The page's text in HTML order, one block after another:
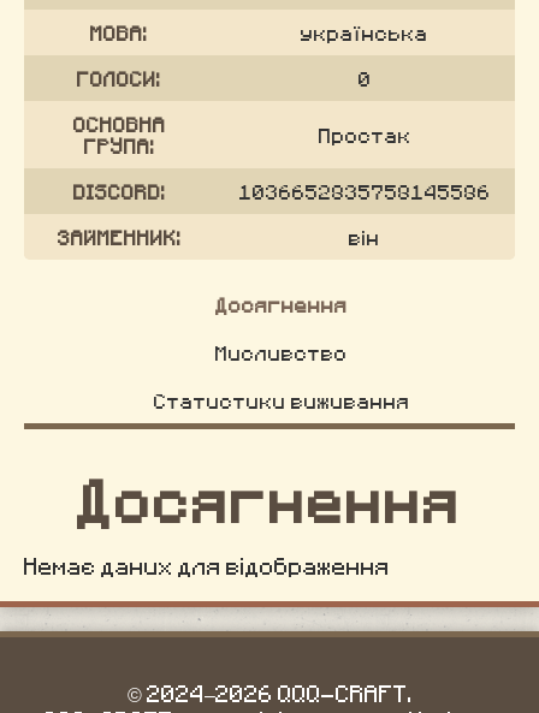
МОВА: українська
ГОЛОСИ: 0
ОСНОВНА
ГРУПА:
Простак
DISCORD: 1036652835758145586
ЗАЙМЕННИК: він
Досягнення
Мисливство
Статистики виживання
Досягнення
Немає даних для відображення
© 2024–2026 QQQ-CRAFT.